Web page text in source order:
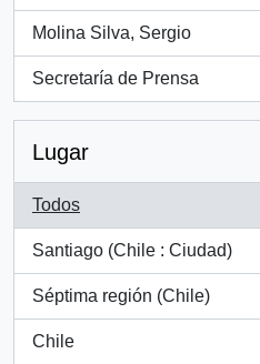
Molina Silva, Sergio
, 6 resultados
Secretaría de Prensa
, 6 resultados
Lugar
Todos
Santiago (Chile : Ciudad)
, 766 resultados
Séptima región (Chile)
, 27 resultados
Chile
, 19 resultados